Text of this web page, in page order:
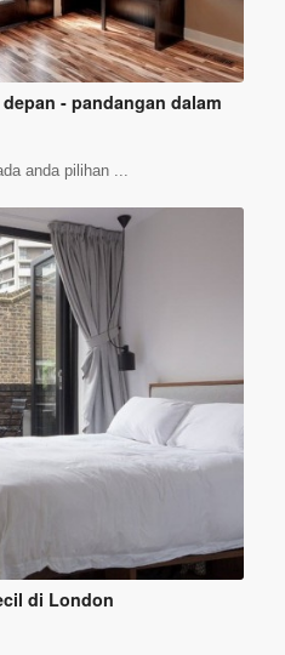
- pandangan dalam
anda pilihan ...
di London